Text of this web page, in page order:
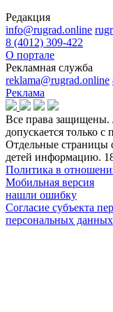
Редакция
info@rugrad.online
8 (4012) 309-422
О портале
Рекламная служба
reklama@rugrad.online
Реклама
Все права защищены.
допускается только с
Отдельные страницы
детей информацию.
Политика в
Мобильная версия
нашли ошибку
Согласие субъекта
персональных данных